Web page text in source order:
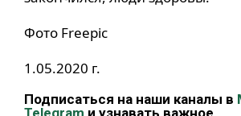
Фото Freepic
1.05.2020 г.
Подписаться на наши каналы в